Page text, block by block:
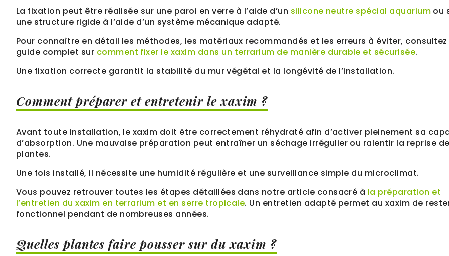
La fixation peut être réalisée sur une paroi en verre à l’aide d’un silicone neutre spécial aquarium ou
une structure rigide à l’aide d’un système mécanique adapté.
Pour connaître en détail les méthodes, les matériaux recommandés et les erreurs à éviter,
guide complet sur comment fixer le xaxim dans un terrarium de manière durable et sécurisée.
Une fixation correcte garantit la stabilité du mur végétal et la longévité de l’installation.
Comment préparer et entretenir le xaxim ?
Avant toute installation, le xaxim doit être correctement réhydraté afin d’activer pleinement sa
d’absorption. Une mauvaise préparation peut entraîner un séchage irrégulier ou ralentir la reprise
plantes.
Une fois installé, il nécessite une humidité régulière et une surveillance simple du microclimat.
Vous pouvez retrouver toutes les étapes détaillées dans notre article consacré à la préparation et
l’entretien du xaxim en terrarium et en serre tropicale. Un entretien adapté permet au xaxim de
fonctionnel pendant de nombreuses années.
Quelles plantes faire pousser sur du xaxim ?